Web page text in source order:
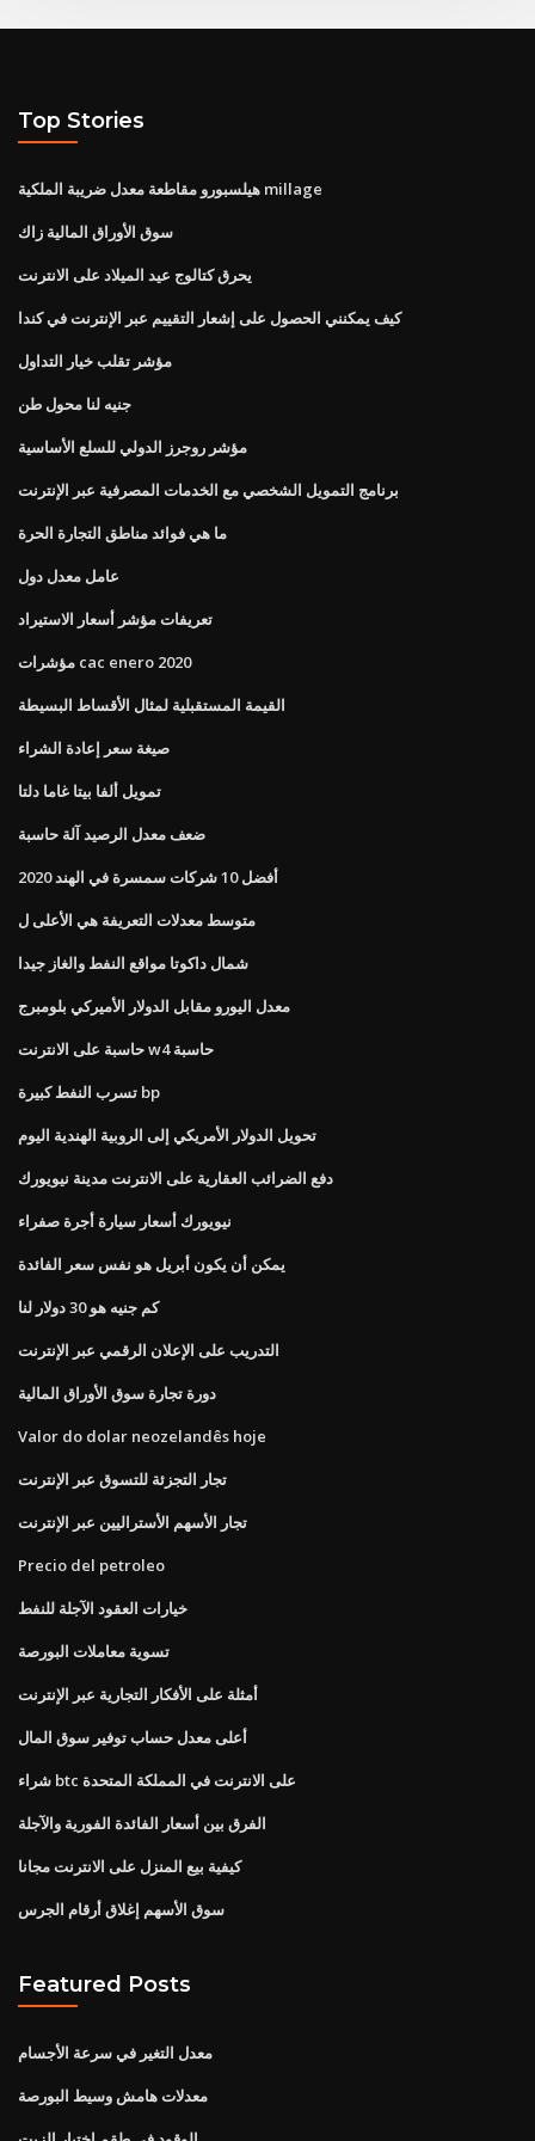
Top Stories
هيلسبورو مقاطعة معدل ضريبة الملكية millage
سوق الأوراق المالية زاك
يحرق كتالوج عيد الميلاد على الانترنت
كيف يمكنني الحصول على إشعار التقييم عبر الإنترنت في كندا
مؤشر تقلب خيار التداول
جنيه لنا محول طن
مؤشر روجرز الدولي للسلع الأساسية
برنامج التمويل الشخصي مع الخدمات المصرفية عبر الإنترنت
ما هي فوائد مناطق التجارة الحرة
عامل معدل دول
تعريفات مؤشر أسعار الاستيراد
مؤشرات cac enero 2020
القيمة المستقبلية لمثال الأقساط البسيطة
صيغة سعر إعادة الشراء
تمويل ألفا بيتا غاما دلتا
ضعف معدل الرصيد آلة حاسبة
أفضل 10 شركات سمسرة في الهند 2020
متوسط ​​معدلات التعريفة هي الأعلى ل
شمال داكوتا مواقع النفط والغاز جيدا
معدل اليورو مقابل الدولار الأميركي بلومبرج
حاسبة على الانترنت w4 حاسبة
تسرب النفط كبيرة bp
تحويل الدولار الأمريكي إلى الروبية الهندية اليوم
دفع الضرائب العقارية على الانترنت مدينة نيويورك
نيويورك أسعار سيارة أجرة صفراء
يمكن أن يكون أبريل هو نفس سعر الفائدة
كم جنيه هو 30 دولار لنا
التدريب على الإعلان الرقمي عبر الإنترنت
دورة تجارة سوق الأوراق المالية
Valor do dolar neozelandês hoje
تجار التجزئة للتسوق عبر الإنترنت
تجار الأسهم الأستراليين عبر الإنترنت
Precio del petroleo
خيارات العقود الآجلة للنفط
تسوية معاملات البورصة
أمثلة على الأفكار التجارية عبر الإنترنت
أعلى معدل حساب توفير سوق المال
شراء btc على الانترنت في المملكة المتحدة
الفرق بين أسعار الفائدة الفورية والآجلة
كيفية بيع المنزل على الانترنت مجانا
سوق الأسهم إغلاق أرقام الجرس
Featured Posts
معدل التغير في سرعة الأجسام
معدلات هامش وسيط البورصة